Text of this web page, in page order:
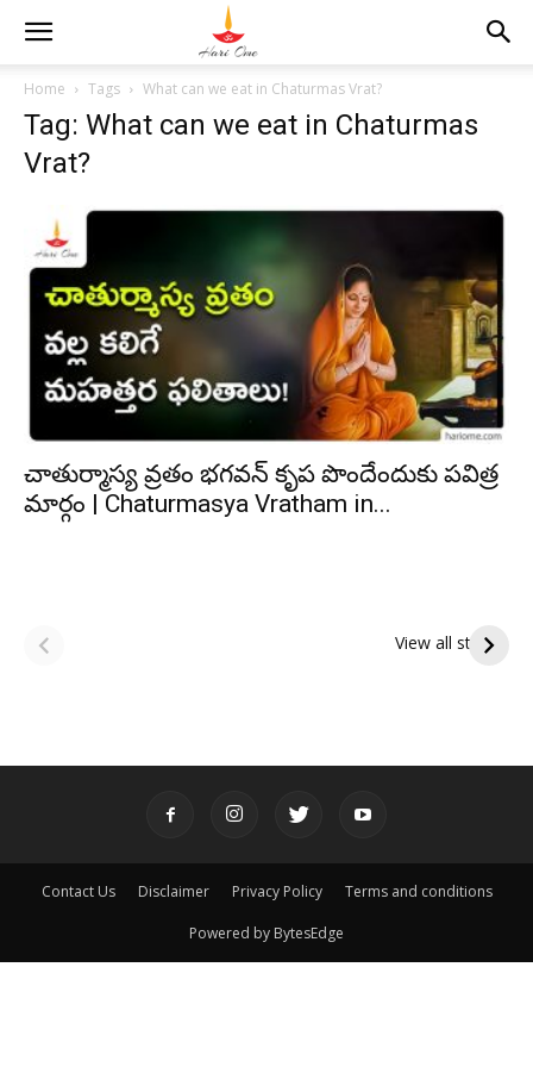
Home Tags What can we eat in Chaturmas Vrat?
Tag: What can we eat in Chaturmas
Vrat?
చాతుర్మాస్య వ్రతం భగవన్ కృప పొందేందుకు పవిత్ర
మార్గం | Chaturmasya Vratham in...
View all stories
పితృదేవతల ఆశీర్వాదం
ఇంద్రకీలాద్రి గిరి ప్రదక్షిణ
Contact Us Disclaimer Privacy Policy Terms and conditions
Powered by BytesEdge